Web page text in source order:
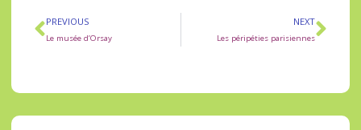
PREVIOUS
Le musée d’Orsay
NEXT
Les péripéties parisiennes